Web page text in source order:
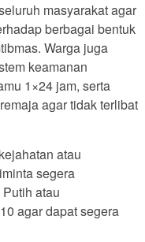
masyarakat agar
berbagai bentuk
Warga juga
keamanan
1×24 jam, serta
agar tidak terlibat
atau
segera
atau
agar dapat segera